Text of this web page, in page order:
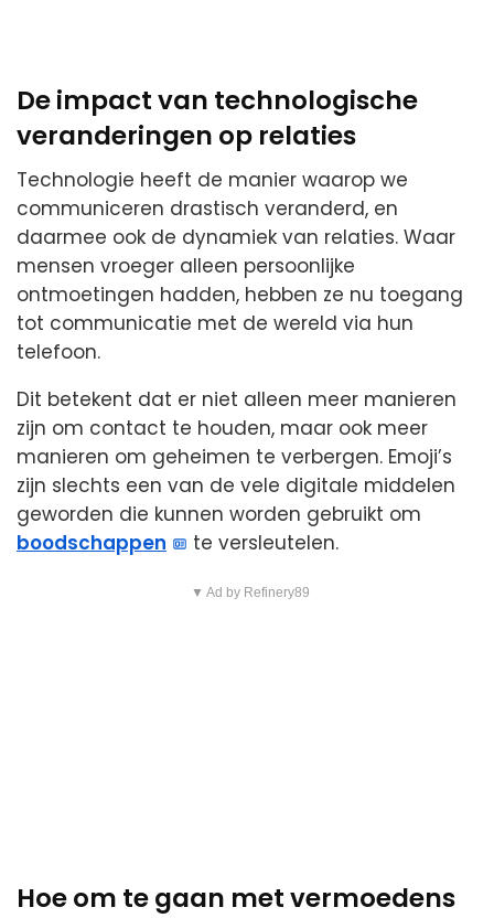
De impact van technologische
veranderingen op relaties
Technologie heeft de manier waarop we
communiceren drastisch veranderd, en
daarmee ook de dynamiek van relaties. Waar
mensen vroeger alleen persoonlijke
ontmoetingen hadden, hebben ze nu toegang
tot communicatie met de wereld via hun
telefoon.
Dit betekent dat er niet alleen meer manieren
zijn om contact te houden, maar ook meer
manieren om geheimen te verbergen. Emoji’s
zijn slechts een van de vele digitale middelen
geworden die kunnen worden gebruikt om
boodschappen
te versleutelen.
▼ Ad by Refinery89
Hoe om te gaan met vermoedens